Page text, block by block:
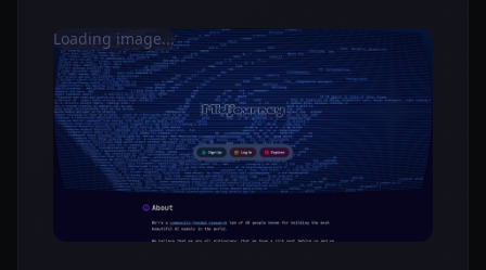
Loading image...